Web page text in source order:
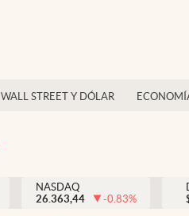
WALL STREET Y DÓLAR
NASDAQ
26.363,44
-0.83%